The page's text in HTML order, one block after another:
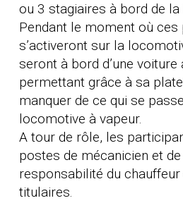
ou 3 stagiaires à bord de
Pendant le moment où
s’activeront sur la
seront à bord d’une voiture
permettant grâce à sa
manquer de ce qui se
locomotive à vapeur.
A tour de rôle, les
postes de mécanicien et
responsabilité du
titulaires.